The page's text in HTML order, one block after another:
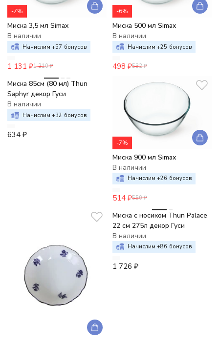
-7%
Миска 3,5 мл Simax
В наличии
Начислим +57 бонусов
1 131 ₽1 210 ₽
-6%
Миска 500 мл Simax
В наличии
Начислим +25 бонусов
498 ₽532 ₽
Миска 85см (80 мл) Thun
Saphyr декор Гуси
В наличии
Начислим +32 бонусов
634 ₽
-7%
Миска 900 мл Simax
В наличии
Начислим +26 бонусов
514 ₽550 ₽
Миска с носиком Thun Palace
22 см 275л декор Гуси
В наличии
Начислим +86 бонусов
1 726 ₽